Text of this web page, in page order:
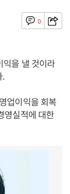
0
익을 낼 것이라
.
업이익을 회복
영실적에 대한